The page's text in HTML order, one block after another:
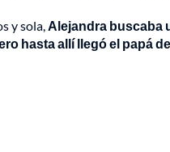
y sola, Alejandra buscaba
hasta allí llegó el papá